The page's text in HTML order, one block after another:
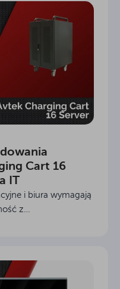
Cart 16
IT
i biura wymagają
z